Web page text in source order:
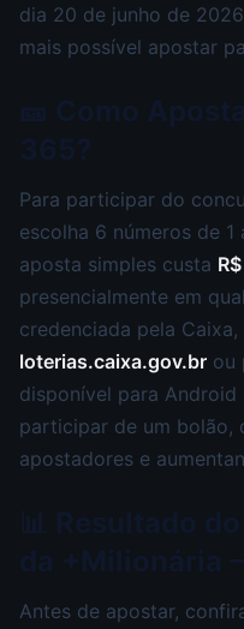
dia 20 de junho de
mais possível apostar
Para participar do
escolha 6 números de
aposta simples custa
presencialmente em
credenciada pela
loterias.caixa.gov.br ou
disponível para Android
participar de um
apostadores e
Antes de apostar,